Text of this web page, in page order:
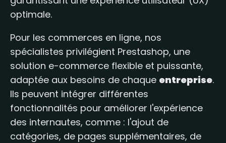
optimale.
Pour les commerces en ligne, nos
spécialistes privilégient Prestashop, une
solution e-commerce flexible et puissante,
adaptée aux besoins de chaque entreprise.
Ils peuvent intégrer différentes
fonctionnalités pour améliorer l'expérience
des internautes, comme : l'ajout de
catégories, de pages supplémentaires, de